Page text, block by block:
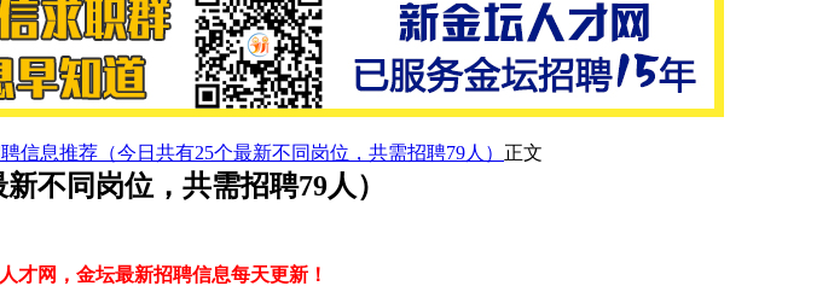
信息推荐（今日共有25个最新不同岗位，共需招聘79人） 正文
不同岗位，共需招聘79人）
才网，金坛最新招聘信息每天更新！